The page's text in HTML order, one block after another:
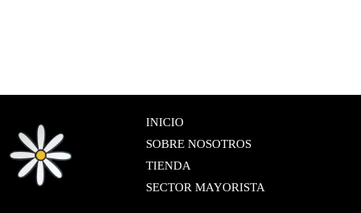
INICIO
SOBRE NOSOTROS
TIENDA
SECTOR MAYORISTA